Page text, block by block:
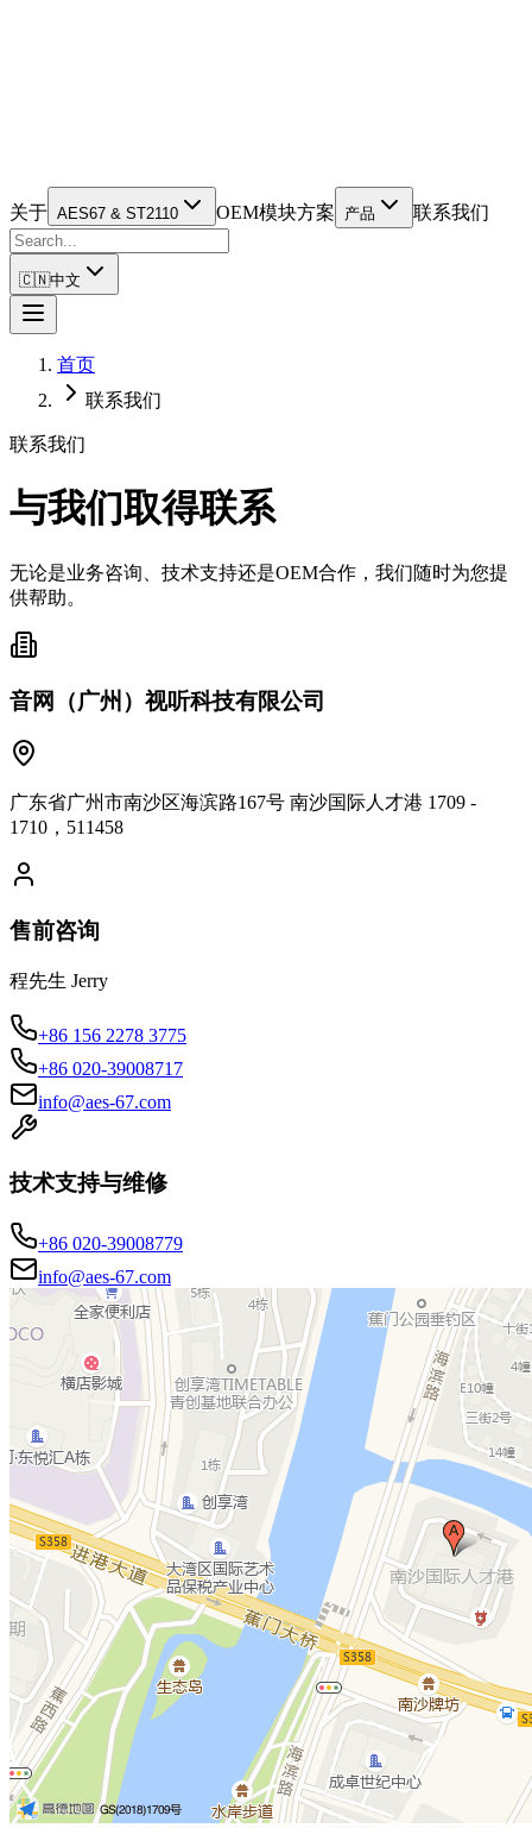
关于 AES67 & ST2110 OEM模块方案 产品 联系我们
🇨🇳中文
首页
联系我们
联系我们
与我们取得联系
无论是业务咨询、技术支持还是OEM合作，我们随时为您提
供帮助。
音网（广州）视听科技有限公司
广东省广州市南沙区海滨路167号 南沙国际人才港 1709 -
1710，511458
售前咨询
程先生 Jerry
+86 156 2278 3775
+86 020-39008717
info@aes-67.com
技术支持与维修
+86 020-39008779
info@aes-67.com